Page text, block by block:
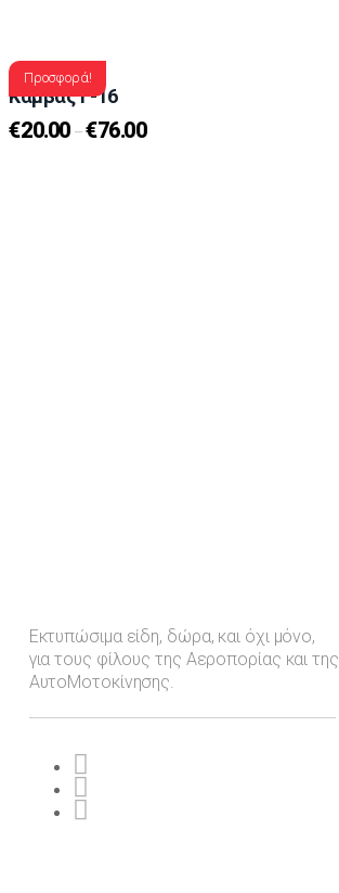
Προσφορά!
Καμβάς F-16
€20.00–€76.00
Εκτυπώσιμα είδη, δώρα, και όχι μόνο,
για τους φίλους της Αεροπορίας και της
ΑυτοΜοτοκίνησης.